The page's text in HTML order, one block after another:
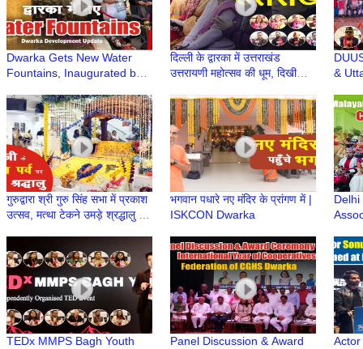
Dwarka Gets New Water
Fountains, Inaugurated by
Development News | DDA
Dwarka
दिल्ली के द्वारका में उत्तराखंड
उत्तरायणी महोत्सव की धूम, दिखी
&
गुरुद्वारा श्री गुरु सिंह सभा में प्रकाश
उत्सव, मत्था टेकने उमड़े श्रद्धालु |
भगवान पधारे नए मंदिर के प्रांगण में |
ISKCON Dwarka
Delhi
Delhi
TEDx MMPS Bagh Youth
Panel Discussion & Award
Actor